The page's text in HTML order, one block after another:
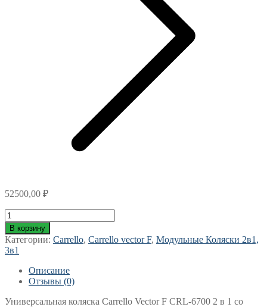
52500,00 ₽
Количество
товара
Коляска
Carrello
Vector
CRL-
2
В корзину
Категории: Carrello, Carrello vector F, Модульные Коляски 2в1,
3в1
Описание
Отзывы (0)
Универсальная коляска Carrello Vector F CRL-6700 2 в 1 со